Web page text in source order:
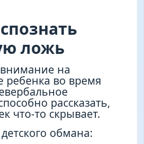
ложь
на
ребенка во время
рассказать,
что-то скрывает.
обмана: